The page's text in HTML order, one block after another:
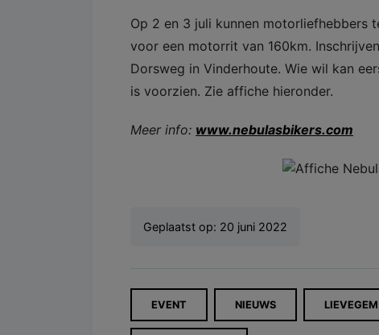
Op 2 en 3 juli kunnen motorliefhebbers
voor een motorrit van 160km.
Dorsweg in Vinderhoute. Wie wil kan
is voorzien. Zie affiche hieronder.
Meer info: www.nebulasbikers.com
Geplaatst op: 20 juni 2022
EVENT NIEUWS LIEVEGEM